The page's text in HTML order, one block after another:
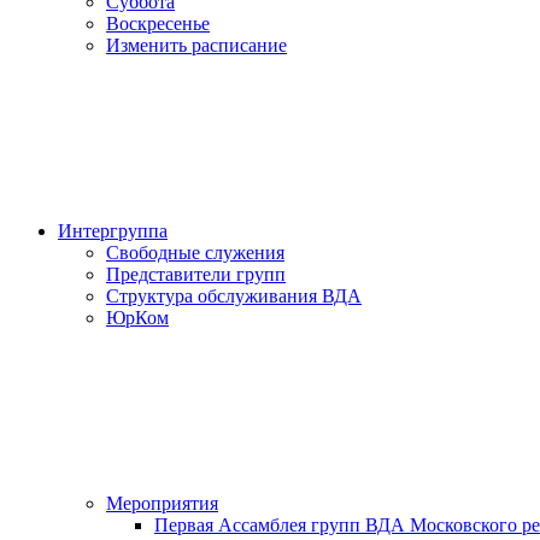
Воскресенье
Изменить расписание
Интергруппа
Свободные служения
Представители групп
Структура обслуживания ВДА
ЮрКом
Мероприятия
Первая Ассамблея групп ВДА Московского